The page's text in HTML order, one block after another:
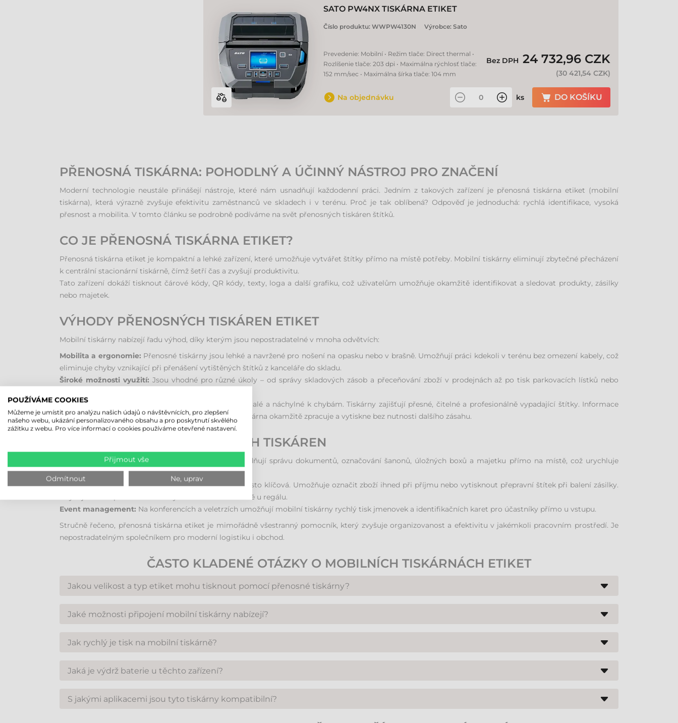
SATO PW4NX TISKÁRNA ETIKET
Číslo produktu: WWPW4130N Výrobce: Sato
Prevedenie: Mobilní • Režim tlače: Direct thermal •
Rozlíšenie tlače: 203 dpi • Maximálna rýchlosť tlače:
152 mm/sec • Maximálna šírka tlače: 104 mm
Bez DPH 24 732,96 CZK
(30 421,54 CZK)
Na objednávku ks DO KOŠÍKU
PŘENOSNÁ TISKÁRNA: POHODLNÝ A ÚČINNÝ NÁSTROJ PRO ZNAČENÍ
Moderní technologie neustále přinášejí nástroje, které nám usnadňují každodenní práci. Jedním z takových zařízení je přenosná tiskárna etiket (mobilní
tiskárna), která výrazně zvyšuje efektivitu zaměstnanců ve skladech i v terénu. Proč je tak oblíbená? Odpověď je jednoduchá: rychlá identifikace, vysoká
přesnost a mobilita. V tomto článku se podrobně podíváme na svět přenosných tiskáren štítků.
CO JE PŘENOSNÁ TISKÁRNA ETIKET?
Přenosná tiskárna etiket je kompaktní a lehké zařízení, které umožňuje vytvářet štítky přímo na místě potřeby. Mobilní tiskárny eliminují zbytečné přecházení
k centrální stacionární tiskárně, čímž šetří čas a zvyšují produktivitu.
Tato zařízení dokáží tisknout čárové kódy, QR kódy, texty, loga a další grafiku, což uživatelům umožňuje okamžitě identifikovat a sledovat produkty, zásilky
nebo majetek.
VÝHODY PŘENOSNÝCH TISKÁREN ETIKET
Mobilní tiskárny nabízejí řadu výhod, díky kterým jsou nepostradatelné v mnoha odvětvích:
Mobilita a ergonomie: Přenosné tiskárny jsou lehké a navržené pro nošení na opasku nebo v brašně. Umožňují práci kdekoli v terénu bez omezení kabely, což
eliminuje chyby vznikající při přenášení vytištěných štítků z kanceláře do skladu.
Široké možnosti využití: Jsou vhodné pro různé úkoly – od správy skladových zásob a přeceňování zboží v prodejnách až po tisk parkovacích lístků nebo
Efektivita a přesnost:
Ruční vypisování štítků je pomalé a náchylné k chybám. Tiskárny zajišťují přesné, čitelné a profesionálně vypadající štítky. Informace
odeslané z mobilního terminálu nebo smartphonu tiskárna okamžitě zpracuje a vytiskne bez nutnosti dalšího zásahu.
MOŽNOSTI POUŽITÍ MOBILNÍCH TISKÁREN
V kanceláři a administrativě:
Mobilní tiskárny usnadňují správu dokumentů, označování šanonů, úložných boxů a majetku přímo na místě, což urychluje
inventarizaci.
Ve skladu a logistice:Zde je přenosná tiskárna naprosto klíčová. Umožňuje označit zboží ihned při příjmu nebo vytisknout přepravní štítek při balení zásilky.
Chybějící nebo poškozené etikety lze nahradit okamžitě u regálu.
Event management: Na konferencích a veletrzích umožňují mobilní tiskárny rychlý tisk jmenovek a identifikačních karet pro účastníky přímo u vstupu.
Stručně řečeno, přenosná tiskárna etiket je mimořádně všestranný pomocník, který zvyšuje organizovanost a efektivitu v jakémkoli pracovním prostředí. Je
nepostradatelným společníkem pro moderní logistiku i obchod.
ČASTO KLADENÉ OTÁZKY O MOBILNÍCH TISKÁRNÁCH ETIKET
Jakou velikost a typ etiket mohu tisknout pomocí přenosné tiskárny?
mezer) i modely se senzorem (GAP), které zvládnou klasické výseky etiket. Šířka tisku se obvykle pohybuje od 2 do 4 palců v závislosti na konkrétním modelu.
Jaké možnosti připojení mobilní tiskárny nabízejí?
disponuje také USB portem pro konfiguraci nebo kabelové připojení k PC.
Jak rychlý je tisk na mobilní tiskárně?
dostačující.
Jaká je výdrž baterie u těchto zařízení?
disponují inteligentní správou energie pro prodloužení výdrže.
S jakými aplikacemi jsou tyto tiskárny kompatibilní?
POUŽÍVÁME COOKIES
Můžeme je umístit pro analýzu našich údajů o návštěvnících, pro zlepšení
našeho webu, ukázání personalizovaného obsahu a pro poskytnutí skvělého
zážitku z webu. Pro více informací o cookies používáme otevřené nastavení.
Přijmout vše
Odmítnout Ne, uprav